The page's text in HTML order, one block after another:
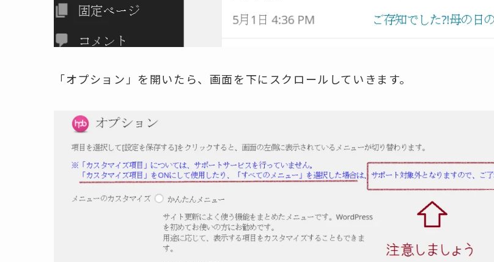
「オプション」を開いたら、画面を下にスクロールしていきます。